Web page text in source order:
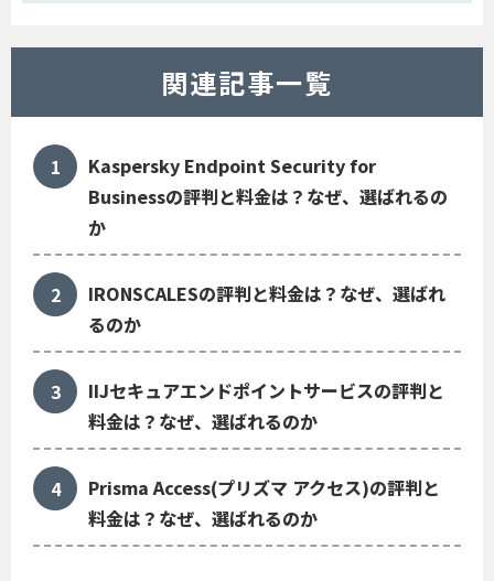
関連記事一覧
Kaspersky Endpoint Security for
Businessの評判と料金は？なぜ、選ばれるの
か
IRONSCALESの評判と料金は？なぜ、選ばれ
るのか
IIJセキュアエンドポイントサービスの評判と
料金は？なぜ、選ばれるのか
Prisma Access(プリズマ アクセス)の評判と
料金は？なぜ、選ばれるのか